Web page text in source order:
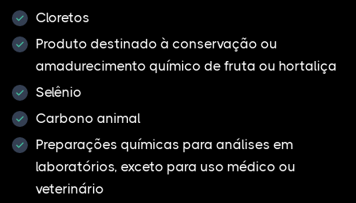
Cloretos
Produto destinado à conservação ou
amadurecimento químico de fruta ou hortaliça
Selênio
Carbono animal
Preparações químicas para análises em
laboratórios, exceto para uso médico ou
veterinário